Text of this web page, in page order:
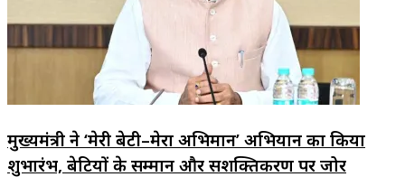
मुख्यमंत्री ने ‘मेरी बेटी–मेरा अभिमान’ अभियान का किया
शुभारंभ, बेटियों के सम्मान और सशक्तिकरण पर जोर